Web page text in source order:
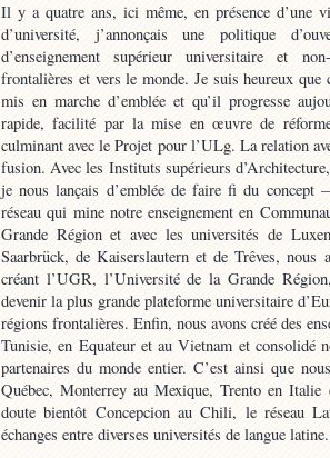
Il y a quatre ans, ici même, en présence d’une
d’université, j’annonçais une politique
d’enseignement supérieur universitaire et
frontalières et vers le monde. Je suis heureux que
mis en marche d’emblée et qu’il progresse
rapide, facilité par la mise en œuvre de
culminant avec le Projet pour l’ULg. La relation
fusion. Avec les Instituts supérieurs
je nous lançais d’emblée de faire fi du
réseau qui mine notre enseignement en
Grande Région et avec les universités de
Saarbrück, de Kaiserslautern et de Trêves, nous
créant l’UGR, l’Université de la Grande
devenir la plus grande plateforme universitaire
régions frontalières. Enfin, nous avons créé des
Tunisie, en Equateur et au Vietnam et consolidé
partenaires du monde entier. C’est ainsi que
Québec, Monterrey au Mexique, Trento en
doute bientôt Concepcion au Chili, le réseau
échanges entre diverses universités de langue latine.